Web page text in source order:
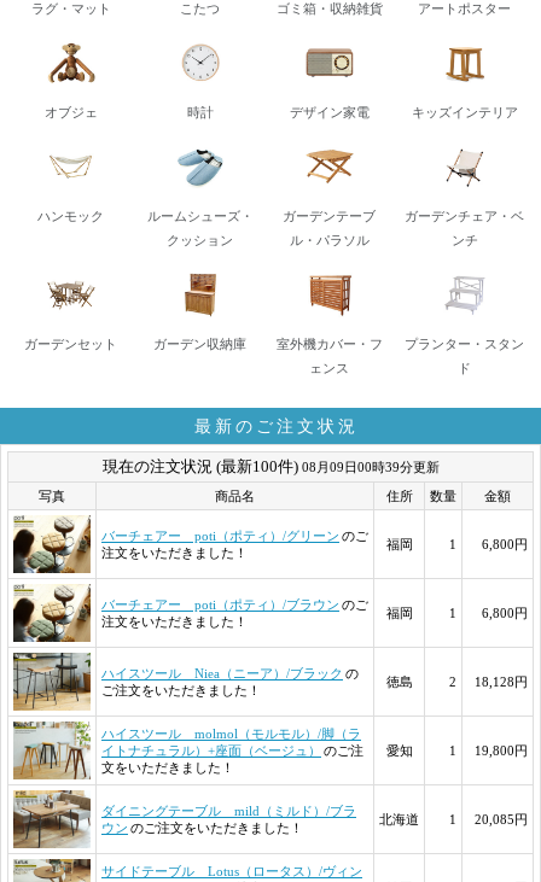
ラグ・マット こたつ ゴミ箱・収納雑貨 アートポスター
オブジェ 時計 デザイン家電 キッズインテリア
ハンモック
ルームシューズ・
クッション
ガーデンテーブ
ル・パラソル
ガーデンチェア・ベ
ンチ
ガーデンセット ガーデン収納庫
室外機カバー・フ
ェンス
プランター・スタン
ド
最新のご注文状況